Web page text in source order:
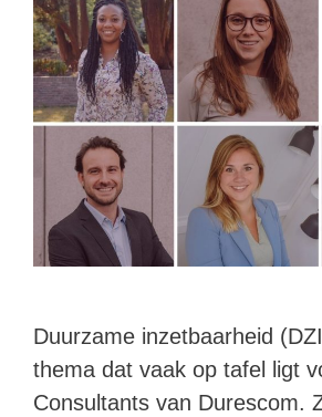
Duurzame inzetbaarheid
thema dat vaak op tafel ligt
Consultants van Durescom.